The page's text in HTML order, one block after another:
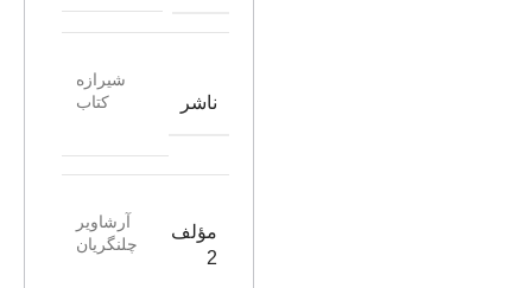
ناشر
شیرازه
کتاب
مؤلف
2
آرشاویر
چلنگریان